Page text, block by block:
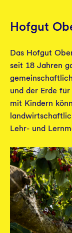
Hofgut
Das Hofgut
seit 18 Jahren
und der Erde
mit Kindern
Lehr- und